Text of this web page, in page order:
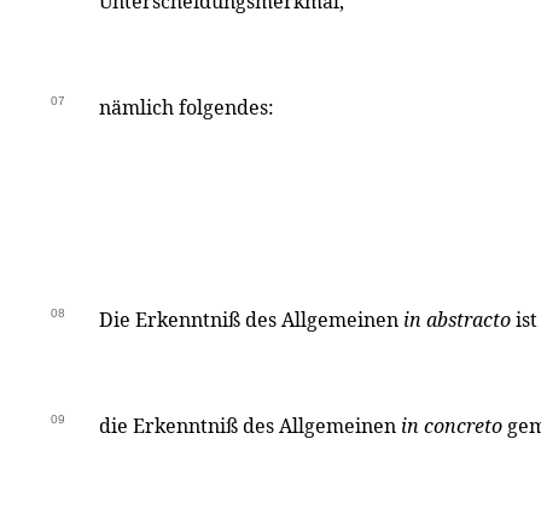
07 nämlich folgendes:
08 Die Erkenntniß des Allgemeinen in abstracto
09 die Erkenntniß des Allgemeinen in concreto